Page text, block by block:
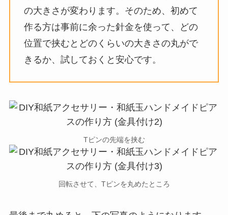
の大きさが変わります。そのため、初めて
作る方は事前に余った針金を使って、どの
位置で挟むとどのくらいの大きさの丸がで
きるか、試しておくと安心です。
Tピンの先端を挟む
回転させて、Tピンを丸めたところ